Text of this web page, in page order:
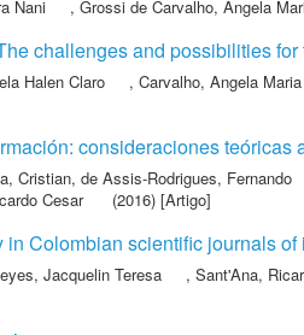
Nani , Grossi de Carvalho, Angela
challenges and possibilities
Halen Claro , Carvalho, Angela
consideraciones teóricas
Cristian, de Assis-Rodrigues, Fernando
Cesar (2016) [Artigo]
Colombian scientific journals
Jacquelin Teresa , Sant'Ana,